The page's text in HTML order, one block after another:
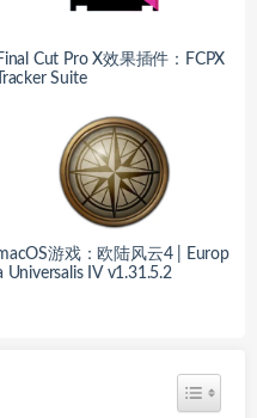
Cut Pro X效果插件：FCPX
Tracker Suite
游戏：欧陆风云4 | Europ
Universalis IV v1.31.5.2